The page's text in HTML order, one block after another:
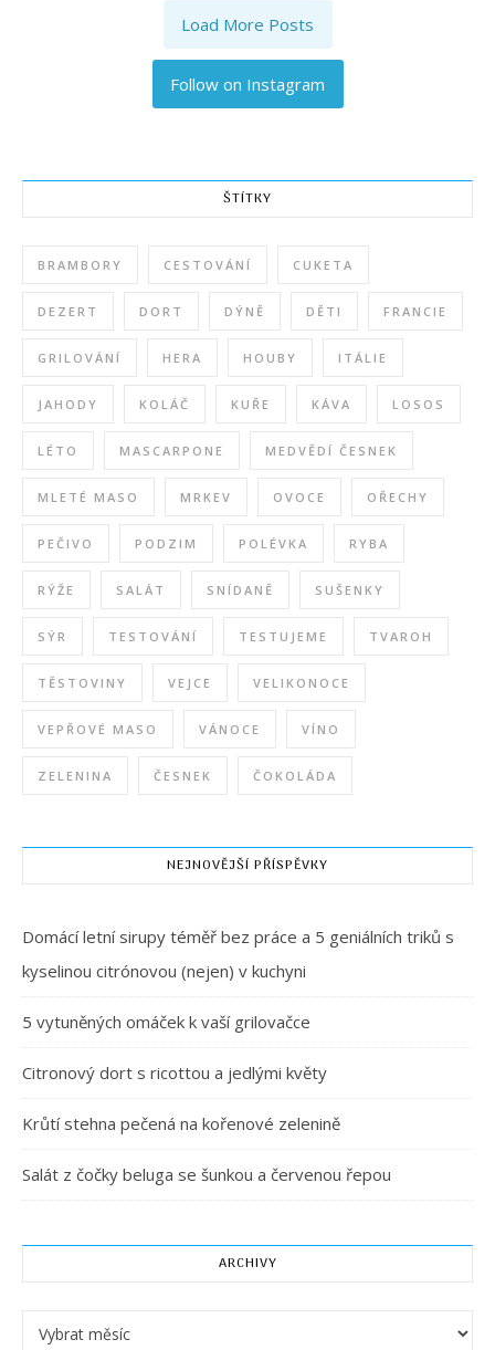
Load More Posts
Follow on Instagram
ŠTÍTKY
BRAMBORY CESTOVÁNÍ CUKETA
DEZERT DORT DÝNĚ DĚTI FRANCIE
GRILOVÁNÍ HERA HOUBY ITÁLIE
JAHODY KOLÁČ KUŘE KÁVA LOSOS
LÉTO MASCARPONE MEDVĚDÍ ČESNEK
MLETÉ MASO MRKEV OVOCE OŘECHY
PEČIVO PODZIM POLÉVKA RYBA
RÝŽE SALÁT SNÍDANĚ SUŠENKY
SÝR TESTOVÁNÍ TESTUJEME TVAROH
TĚSTOVINY VEJCE VELIKONOCE
VEPŘOVÉ MASO VÁNOCE VÍNO
ZELENINA ČESNEK ČOKOLÁDA
NEJNOVĚJŠÍ PŘÍSPĚVKY
Domácí letní sirupy téměř bez práce a 5 geniálních triků s
kyselinou citrónovou (nejen) v kuchyni
5 vytuněných omáček k vaší grilovačce
Citronový dort s ricottou a jedlými květy
Krůtí stehna pečená na kořenové zelenině
Salát z čočky beluga se šunkou a červenou řepou
ARCHIVY